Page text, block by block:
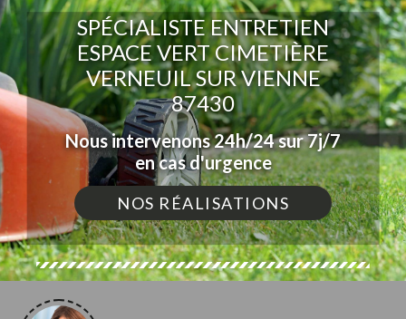
SPÉCIALISTE ENTRETIEN
ESPACE VERT CIMETIÈRE
VERNEUIL SUR VIENNE
87430
Nous intervenons 24h/24 sur 7j/7
en cas d'urgence
NOS RÉALISATIONS